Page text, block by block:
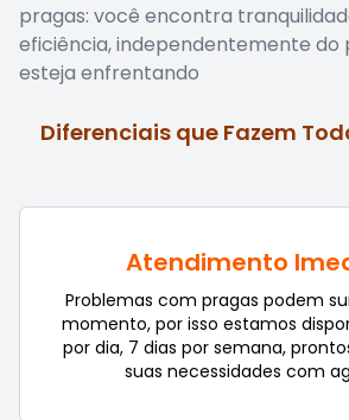
pragas: você encontra
eficiência, independentemente do
esteja enfrentando
Diferenciais que Fazem
Atendimento
Problemas com pragas podem
momento, por isso estamos
por dia, 7 dias por semana,
suas necessidades com